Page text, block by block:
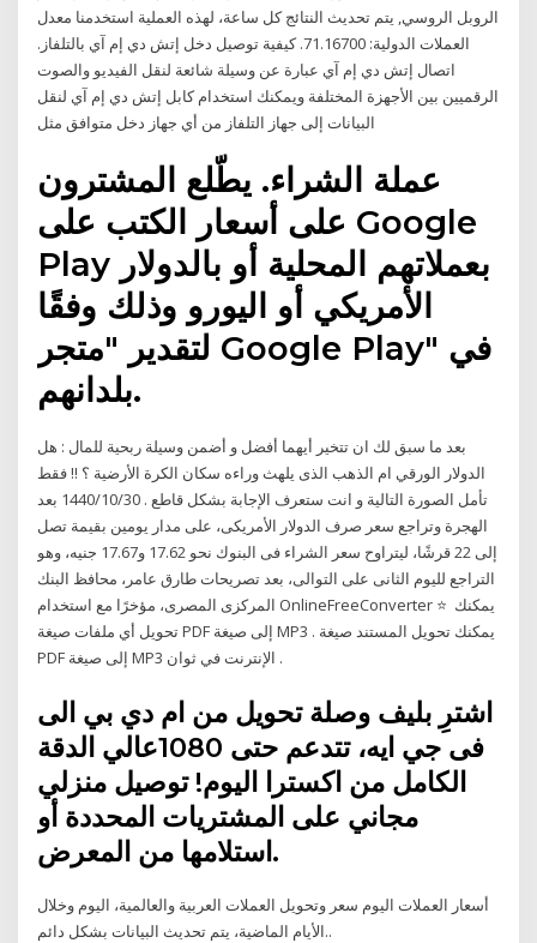
الروبل الروسي, يتم تحديث النتائج كل ساعة، لهذه العملية استخدمنا معدل
العملات الدولية: 71.16700. كيفية توصيل دخل إتش دي إم آي بالتلفاز.
اتصال إتش دي إم آي عبارة عن وسيلة شائعة لنقل الفيديو والصوت
الرقميين بين الأجهزة المختلفة ويمكنك استخدام كابل إتش دي إم آي لنقل
البيانات إلى جهاز التلفاز من أي جهاز دخل متوافق مثل
عملة الشراء. يطّلع المشترون
على أسعار الكتب على Google
Play بعملاتهم المحلية أو بالدولار
الأمريكي أو اليورو وذلك وفقًا
لتقدير "متجر Google Play" في
بلدانهم.
بعد ما سبق لك ان تتخير أيهما أفضل و أضمن وسيلة ربحية للمال : هل
الدولار الورقي ام الذهب الذى يلهث وراءه سكان الكرة الأرضية ؟ !! فقط
تأمل الصورة التالية و انت ستعرف الإجابة بشكل قاطع . 30‏‏/10‏‏/1440 بعد
الهجرة وتراجع سعر صرف الدولار الأمريكى، على مدار يومين بقيمة تصل
إلى 22 قرشًا، ليتراوح سعر الشراء فى البنوك نحو 17.62 و17.67 جنيه، وهو
التراجع لليوم الثانى على التوالى، بعد تصريحات طارق عامر، محافظ البنك
المركزى المصرى، مؤخرًا مع استخدام OnlineFreeConverter ⭐ ️ يمكنك
تحويل أي ملفات صيغة PDF إلى صيغة MP3 . يمكنك تحويل المستند صيغة
PDF إلى صيغة MP3 الإنترنت في ثوان ️.
اشترِ بليف وصلة تحويل من ام دي بي الى
فى جي ايه، تتدعم حتى 1080عالي الدقة
الكامل من اكسترا اليوم! توصيل منزلي
مجاني على المشتريات المحددة أو
استلامها من المعرض.
أسعار العملات اليوم سعر وتحويل العملات العربية والعالمية، اليوم وخلال
الأيام الماضية، يتم تحديث البيانات بشكل دائم..